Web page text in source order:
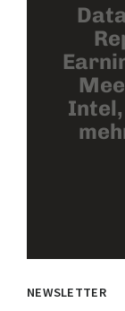
Intel,
NEWSLETTER